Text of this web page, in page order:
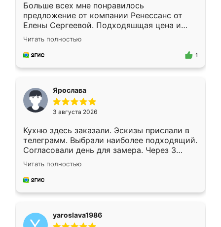
Больше всех мне понравилось
предложение от компании Ренессанс от
Елены Сергеевой. Подходяшщая цена и
короткие сроки изготовления. Приехавший
для замера сотрудник Владислав
предложил по моему эскизу самый
Читать полностью
1
Ярослава
3 августа 2026
Кухню здесь заказали. Эскизы прислали в
телеграмм. Выбрали наиболее подходящий.
Согласовали день для замера. Через 3
недели кухня была уже готова. Остались
довольны работой. Спасибо Ренессанс
мебель за качественную работу!
Читать полностью
yaroslava1986